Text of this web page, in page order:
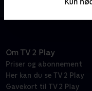
Om TV 2 Play
Priser og abonnement
Her kan du se TV 2 Play
Gavekort til TV 2 Play